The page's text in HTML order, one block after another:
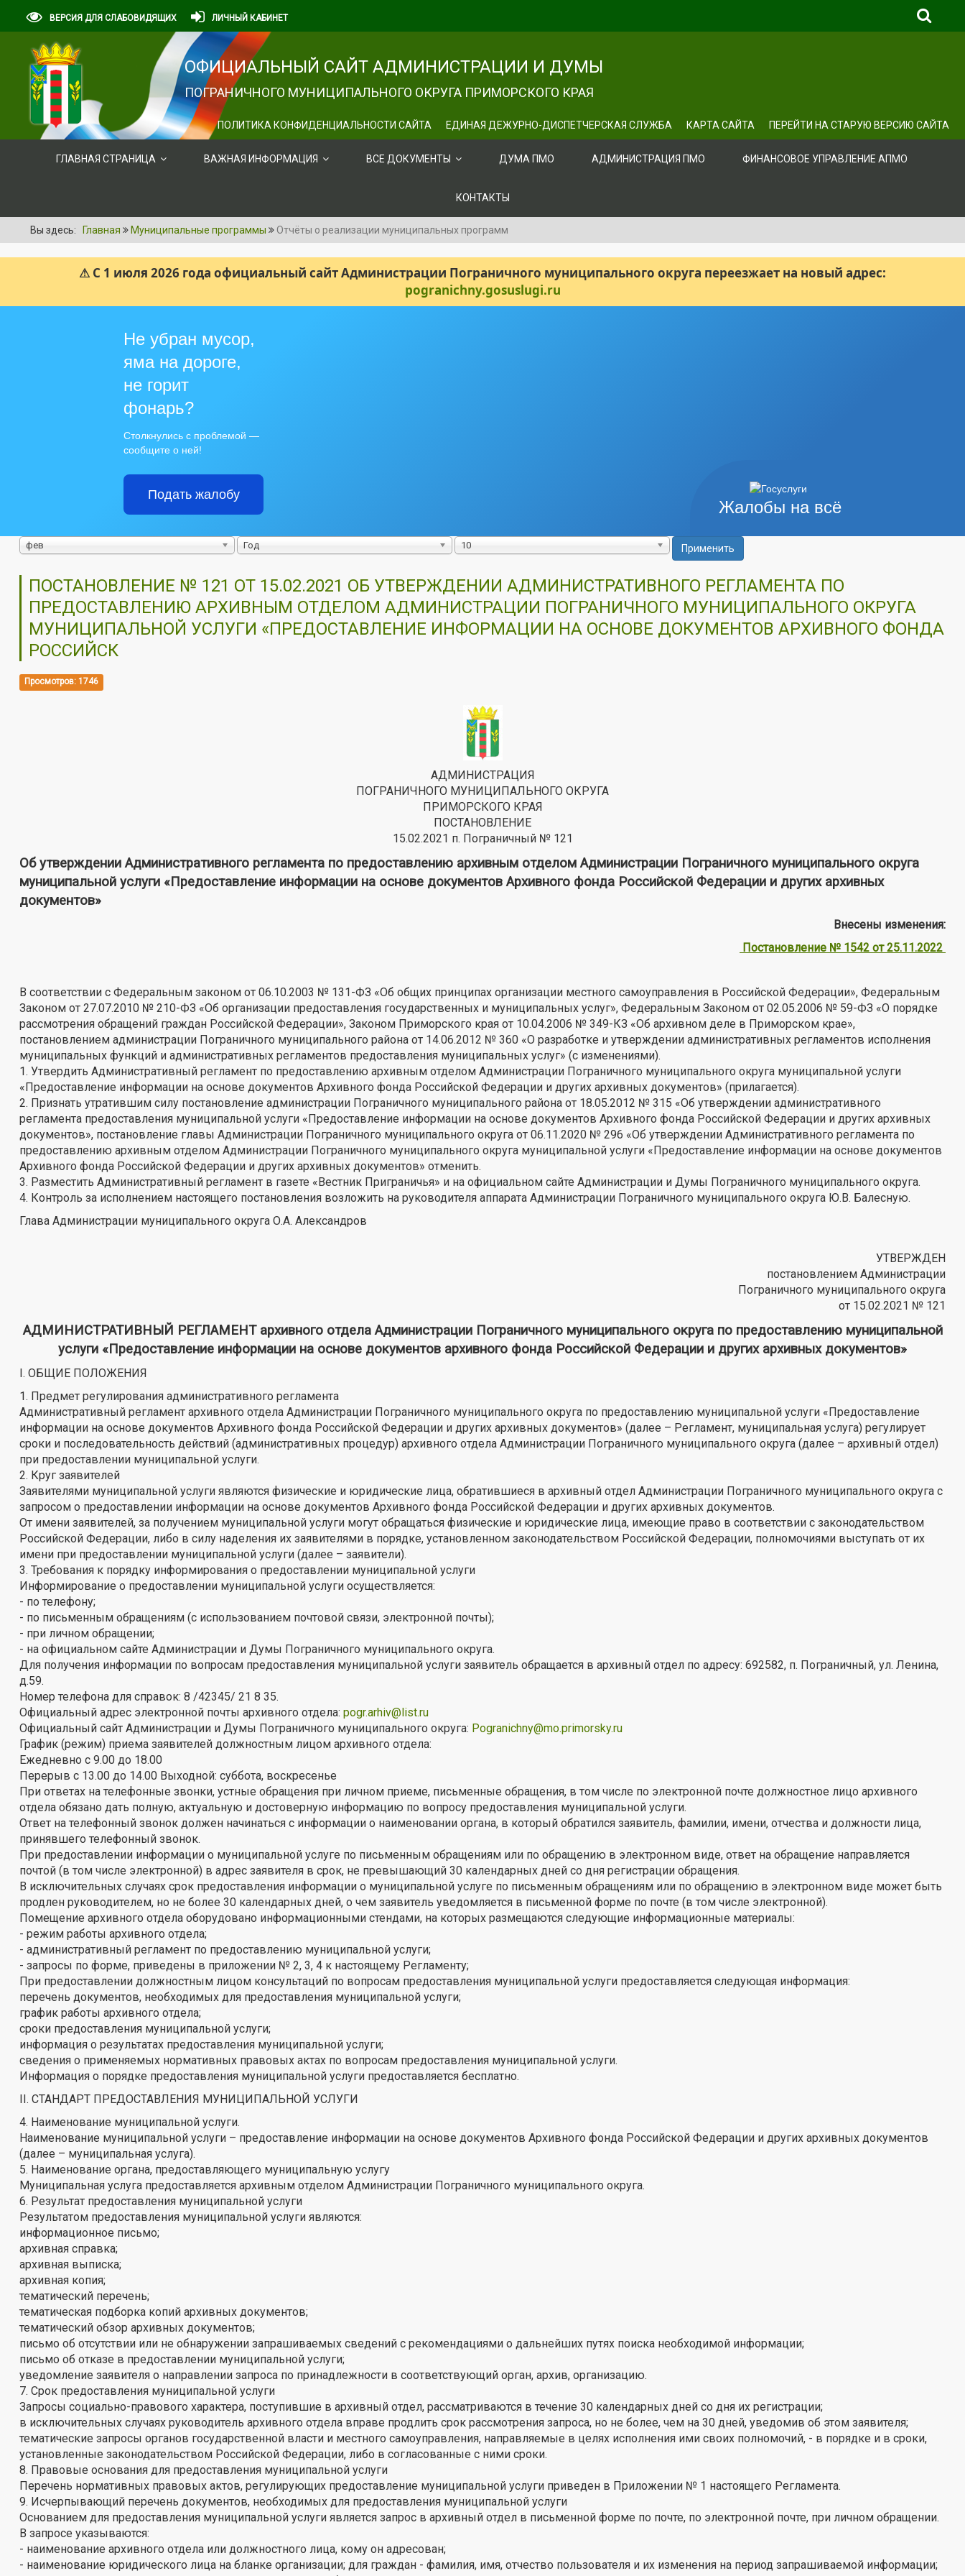
ВЕРСИЯ ДЛЯ СЛАБОВИДЯЩИХ ЛИЧНЫЙ КАБИНЕТ
ОФИЦИАЛЬНЫЙ САЙТ АДМИНИСТРАЦИИ И ДУМЫ
ПОГРАНИЧНОГО МУНИЦИПАЛЬНОГО ОКРУГА ПРИМОРСКОГО КРАЯ
ПОЛИТИКА КОНФИДЕНЦИАЛЬНОСТИ САЙТА ЕДИНАЯ ДЕЖУРНО-ДИСПЕТЧЕРСКАЯ СЛУЖБА КАРТА САЙТА ПЕРЕЙТИ НА СТАРУЮ ВЕРСИЮ САЙТА
ГЛАВНАЯ СТРАНИЦА ВАЖНАЯ ИНФОРМАЦИЯ ВСЕ ДОКУМЕНТЫ ДУМА ПМО АДМИНИСТРАЦИЯ ПМО ФИНАНСОВОЕ УПРАВЛЕНИЕ АПМО
КОНТАКТЫ
Вы здесь: Главная Муниципальные программы Отчёты о реализации муниципальных программ
⚠ С 1 июля 2026 года официальный сайт Администрации Пограничного муниципального округа переезжает на новый адрес:
pogranichny.gosuslugi.ru
Жалобы на всё
Не убран мусор,
яма на дороге,
не горит
фонарь?
Столкнулись с проблемой —
сообщите о ней!
Подать жалобу
фев Год 10 Применить
ПОСТАНОВЛЕНИЕ № 121 ОТ 15.02.2021 ОБ УТВЕРЖДЕНИИ АДМИНИСТРАТИВНОГО РЕГЛАМЕНТА ПО
ПРЕДОСТАВЛЕНИЮ АРХИВНЫМ ОТДЕЛОМ АДМИНИСТРАЦИИ ПОГРАНИЧНОГО МУНИЦИПАЛЬНОГО ОКРУГА
МУНИЦИПАЛЬНОЙ УСЛУГИ «ПРЕДОСТАВЛЕНИЕ ИНФОРМАЦИИ НА ОСНОВЕ ДОКУМЕНТОВ АРХИВНОГО ФОНДА
РОССИЙСК
Просмотров: 1746
АДМИНИСТРАЦИЯ
ПОГРАНИЧНОГО МУНИЦИПАЛЬНОГО ОКРУГА
ПРИМОРСКОГО КРАЯ
ПОСТАНОВЛЕНИЕ
15.02.2021 п. Пограничный № 121
Об утверждении Административного регламента по предоставлению архивным отделом Администрации Пограничного муниципального округа
муниципальной услуги «Предоставление информации на основе документов Архивного фонда Российской Федерации и других архивных
документов»
Внесены изменения:
Постановление № 1542 от 25.11.2022
В соответствии с Федеральным законом от 06.10.2003 № 131-ФЗ «Об общих принципах организации местного самоуправления в Российской Федерации», Федеральным
Законом от 27.07.2010 № 210-ФЗ «Об организации предоставления государственных и муниципальных услуг», Федеральным Законом от 02.05.2006 № 59-ФЗ «О порядке
рассмотрения обращений граждан Российской Федерации», Законом Приморского края от 10.04.2006 № 349-КЗ «Об архивном деле в Приморском крае»,
постановлением администрации Пограничного муниципального района от 14.06.2012 № 360 «О разработке и утверждении административных регламентов исполнения
муниципальных функций и административных регламентов предоставления муниципальных услуг» (с изменениями).
1. Утвердить Административный регламент по предоставлению архивным отделом Администрации Пограничного муниципального округа муниципальной услуги
«Предоставление информации на основе документов Архивного фонда Российской Федерации и других архивных документов» (прилагается).
2. Признать утратившим силу постановление администрации Пограничного муниципального района от 18.05.2012 № 315 «Об утверждении административного
регламента предоставления муниципальной услуги «Предоставление информации на основе документов Архивного фонда Российской Федерации и других архивных
документов», постановление главы Администрации Пограничного муниципального округа от 06.11.2020 № 296 «Об утверждении Административного регламента по
предоставлению архивным отделом Администрации Пограничного муниципального округа муниципальной услуги «Предоставление информации на основе документов
Архивного фонда Российской Федерации и других архивных документов» отменить.
3. Разместить Административный регламент в газете «Вестник Приграничья» и на официальном сайте Администрации и Думы Пограничного муниципального округа.
4. Контроль за исполнением настоящего постановления возложить на руководителя аппарата Администрации Пограничного муниципального округа Ю.В. Балесную.
Глава Администрации муниципального округа О.А. Александров
УТВЕРЖДЕН
постановлением Администрации
Пограничного муниципального округа
от 15.02.2021 № 121
АДМИНИСТРАТИВНЫЙ РЕГЛАМЕНТ архивного отдела Администрации Пограничного муниципального округа по предоставлению муниципальной
услуги «Предоставление информации на основе документов архивного фонда Российской Федерации и других архивных документов»
I. ОБЩИЕ ПОЛОЖЕНИЯ
1. Предмет регулирования административного регламента
Административный регламент архивного отдела Администрации Пограничного муниципального округа по предоставлению муниципальной услуги «Предоставление
информации на основе документов Архивного фонда Российской Федерации и других архивных документов» (далее – Регламент, муниципальная услуга) регулирует
сроки и последовательность действий (административных процедур) архивного отдела Администрации Пограничного муниципального округа (далее – архивный отдел)
при предоставлении муниципальной услуги.
2. Круг заявителей
Заявителями муниципальной услуги являются физические и юридические лица, обратившиеся в архивный отдел Администрации Пограничного муниципального округа с
запросом о предоставлении информации на основе документов Архивного фонда Российской Федерации и других архивных документов.
От имени заявителей, за получением муниципальной услуги могут обращаться физические и юридические лица, имеющие право в соответствии с законодательством
Российской Федерации, либо в силу наделения их заявителями в порядке, установленном законодательством Российской Федерации, полномочиями выступать от их
имени при предоставлении муниципальной услуги (далее – заявители).
3. Требования к порядку информирования о предоставлении муниципальной услуги
Информирование о предоставлении муниципальной услуги осуществляется:
- по телефону;
- по письменным обращениям (с использованием почтовой связи, электронной почты);
- при личном обращении;
- на официальном сайте Администрации и Думы Пограничного муниципального округа.
Для получения информации по вопросам предоставления муниципальной услуги заявитель обращается в архивный отдел по адресу: 692582, п. Пограничный, ул. Ленина,
д.59.
Номер телефона для справок: 8 /42345/ 21 8 35.
Официальный адрес электронной почты архивного отдела: pogr.arhiv@list.ru
Официальный сайт Администрации и Думы Пограничного муниципального округа: Pogranichny@mo.primorsky.ru
График (режим) приема заявителей должностным лицом архивного отдела:
Ежедневно с 9.00 до 18.00
Перерыв с 13.00 до 14.00 Выходной: суббота, воскресенье
При ответах на телефонные звонки, устные обращения при личном приеме, письменные обращения, в том числе по электронной почте должностное лицо архивного
отдела обязано дать полную, актуальную и достоверную информацию по вопросу предоставления муниципальной услуги.
Ответ на телефонный звонок должен начинаться с информации о наименовании органа, в который обратился заявитель, фамилии, имени, отчества и должности лица,
принявшего телефонный звонок.
При предоставлении информации о муниципальной услуге по письменным обращениям или по обращению в электронном виде, ответ на обращение направляется
почтой (в том числе электронной) в адрес заявителя в срок, не превышающий 30 календарных дней со дня регистрации обращения.
В исключительных случаях срок предоставления информации о муниципальной услуге по письменным обращениям или по обращению в электронном виде может быть
продлен руководителем, но не более 30 календарных дней, о чем заявитель уведомляется в письменной форме по почте (в том числе электронной).
Помещение архивного отдела оборудовано информационными стендами, на которых размещаются следующие информационные материалы:
- режим работы архивного отдела;
- административный регламент по предоставлению муниципальной услуги;
- запросы по форме, приведены в приложении № 2, 3, 4 к настоящему Регламенту;
При предоставлении должностным лицом консультаций по вопросам предоставления муниципальной услуги предоставляется следующая информация:
перечень документов, необходимых для предоставления муниципальной услуги;
график работы архивного отдела;
сроки предоставления муниципальной услуги;
информация о результатах предоставления муниципальной услуги;
сведения о применяемых нормативных правовых актах по вопросам предоставления муниципальной услуги.
Информация о порядке предоставления муниципальной услуги предоставляется бесплатно.
II. СТАНДАРТ ПРЕДОСТАВЛЕНИЯ МУНИЦИПАЛЬНОЙ УСЛУГИ
4. Наименование муниципальной услуги.
Наименование муниципальной услуги – предоставление информации на основе документов Архивного фонда Российской Федерации и других архивных документов
(далее – муниципальная услуга).
5. Наименование органа, предоставляющего муниципальную услугу
Муниципальная услуга предоставляется архивным отделом Администрации Пограничного муниципального округа.
6. Результат предоставления муниципальной услуги
Результатом предоставления муниципальной услуги являются:
информационное письмо;
архивная справка;
архивная выписка;
архивная копия;
тематический перечень;
тематическая подборка копий архивных документов;
тематический обзор архивных документов;
письмо об отсутствии или не обнаружении запрашиваемых сведений с рекомендациями о дальнейших путях поиска необходимой информации;
письмо об отказе в предоставлении муниципальной услуги;
уведомление заявителя о направлении запроса по принадлежности в соответствующий орган, архив, организацию.
7. Срок предоставления муниципальной услуги
Запросы социально-правового характера, поступившие в архивный отдел, рассматриваются в течение 30 календарных дней со дня их регистрации;
в исключительных случаях руководитель архивного отдела вправе продлить срок рассмотрения запроса, но не более, чем на 30 дней, уведомив об этом заявителя;
тематические запросы органов государственной власти и местного самоуправления, направляемые в целях исполнения ими своих полномочий, - в порядке и в сроки,
установленные законодательством Российской Федерации, либо в согласованные с ними сроки.
8. Правовые основания для предоставления муниципальной услуги
Перечень нормативных правовых актов, регулирующих предоставление муниципальной услуги приведен в Приложении № 1 настоящего Регламента.
9. Исчерпывающий перечень документов, необходимых для предоставления муниципальной услуги
Основанием для предоставления муниципальной услуги является запрос в архивный отдел в письменной форме по почте, по электронной почте, при личном обращении.
В запросе указываются:
- наименование архивного отдела или должностного лица, кому он адресован;
- наименование юридического лица на бланке организации; для граждан - фамилия, имя, отчество пользователя и их изменения на период запрашиваемой информации;